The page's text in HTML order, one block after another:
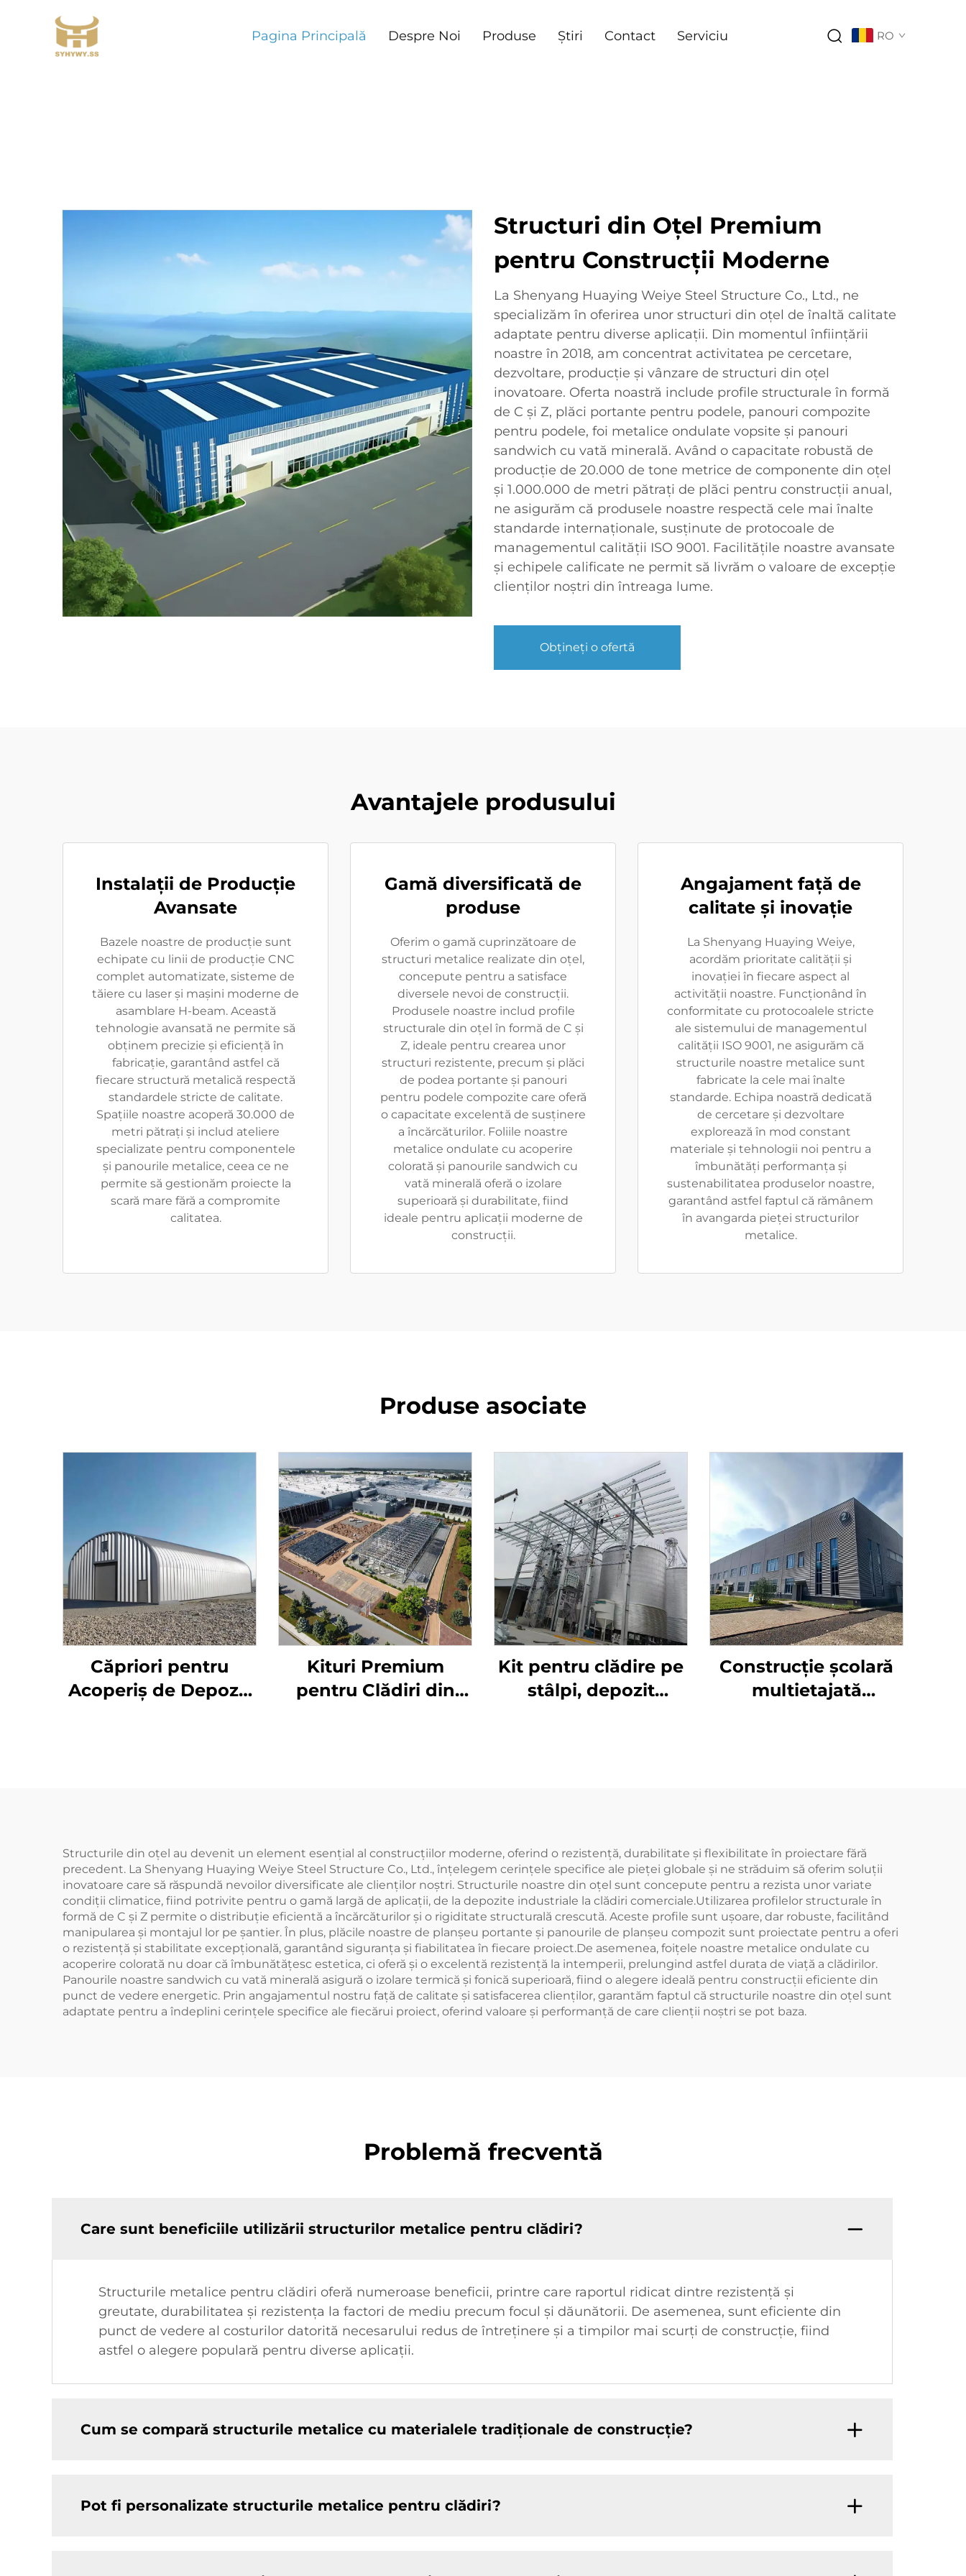
Pagina Principală Despre Noi Produse Știri Contact Serviciu RO
Structuri din Oțel Premium
pentru Construcții Moderne
La Shenyang Huaying Weiye Steel Structure Co., Ltd., ne
specializăm în oferirea unor structuri din oțel de înaltă calitate
adaptate pentru diverse aplicații. Din momentul înființării
noastre în 2018, am concentrat activitatea pe cercetare,
dezvoltare, producție și vânzare de structuri din oțel
inovatoare. Oferta noastră include profile structurale în formă
de C și Z, plăci portante pentru podele, panouri compozite
pentru podele, foi metalice ondulate vopsite și panouri
sandwich cu vată minerală. Având o capacitate robustă de
producție de 20.000 de tone metrice de componente din oțel
și 1.000.000 de metri pătrați de plăci pentru construcții anual,
ne asigurăm că produsele noastre respectă cele mai înalte
standarde internaționale, susținute de protocoale de
managementul calității ISO 9001. Facilitățile noastre avansate
și echipele calificate ne permit să livrăm o valoare de excepție
clienților noștri din întreaga lume.
Obțineți o ofertă
Avantajele produsului
Instalații de Producție
Avansate
Bazele noastre de producție sunt
echipate cu linii de producție CNC
complet automatizate, sisteme de
tăiere cu laser și mașini moderne de
asamblare H-beam. Această
tehnologie avansată ne permite să
obținem precizie și eficiență în
fabricație, garantând astfel că
fiecare structură metalică respectă
standardele stricte de calitate.
Spațiile noastre acoperă 30.000 de
metri pătrați și includ ateliere
specializate pentru componentele
și panourile metalice, ceea ce ne
permite să gestionăm proiecte la
scară mare fără a compromite
calitatea.
Gamă diversificată de
produse
Oferim o gamă cuprinzătoare de
structuri metalice realizate din oțel,
concepute pentru a satisface
diversele nevoi de construcții.
Produsele noastre includ profile
structurale din oțel în formă de C și
Z, ideale pentru crearea unor
structuri rezistente, precum și plăci
de podea portante și panouri
pentru podele compozite care oferă
o capacitate excelentă de susținere
a încărcăturilor. Foliile noastre
metalice ondulate cu acoperire
colorată și panourile sandwich cu
vată minerală oferă o izolare
superioară și durabilitate, fiind
ideale pentru aplicații moderne de
construcții.
Angajament față de
calitate și inovație
La Shenyang Huaying Weiye,
acordăm prioritate calității și
inovației în fiecare aspect al
activității noastre. Funcționând în
conformitate cu protocoalele stricte
ale sistemului de managementul
calității ISO 9001, ne asigurăm că
structurile noastre metalice sunt
fabricate la cele mai înalte
standarde. Echipa noastră dedicată
de cercetare și dezvoltare
explorează în mod constant
materiale și tehnologii noi pentru a
îmbunătăți performanța și
sustenabilitatea produselor noastre,
garantând astfel faptul că rămânem
în avangarda pieței structurilor
metalice.
Produse asociate
Căpriori pentru
Acoperiș de Depozit
Kituri Premium
pentru Clădiri din
Kit pentru clădire pe
stâlpi, depozit
Construcție școlară
multietajată
Structurile din oțel au devenit un element esențial al construcțiilor moderne, oferind o rezistență, durabilitate și flexibilitate în proiectare fără
precedent. La Shenyang Huaying Weiye Steel Structure Co., Ltd., înțelegem cerințele specifice ale pieței globale și ne străduim să oferim soluții
inovatoare care să răspundă nevoilor diversificate ale clienților noștri. Structurile noastre din oțel sunt concepute pentru a rezista unor variate
condiții climatice, fiind potrivite pentru o gamă largă de aplicații, de la depozite industriale la clădiri comerciale.Utilizarea profilelor structurale în
formă de C și Z permite o distribuție eficientă a încărcăturilor și o rigiditate structurală crescută. Aceste profile sunt ușoare, dar robuste, facilitând
manipularea și montajul lor pe șantier. În plus, plăcile noastre de planșeu portante și panourile de planșeu compozit sunt proiectate pentru a oferi
o rezistență și stabilitate excepțională, garantând siguranța și fiabilitatea în fiecare proiect.De asemenea, foițele noastre metalice ondulate cu
acoperire colorată nu doar că îmbunătățesc estetica, ci oferă și o excelentă rezistență la intemperii, prelungind astfel durata de viață a clădirilor.
Panourile noastre sandwich cu vată minerală asigură o izolare termică și fonică superioară, fiind o alegere ideală pentru construcții eficiente din
punct de vedere energetic. Prin angajamentul nostru față de calitate și satisfacerea clienților, garantăm faptul că structurile noastre din oțel sunt
adaptate pentru a îndeplini cerințele specifice ale fiecărui proiect, oferind valoare și performanță de care clienții noștri se pot baza.
Problemă frecventă
Care sunt beneficiile utilizării structurilor metalice pentru clădiri?
Structurile metalice pentru clădiri oferă numeroase beneficii, printre care raportul ridicat dintre rezistență și
greutate, durabilitatea și rezistența la factori de mediu precum focul și dăunătorii. De asemenea, sunt eficiente din
punct de vedere al costurilor datorită necesarului redus de întreținere și a timpilor mai scurți de construcție, fiind
astfel o alegere populară pentru diverse aplicații.
Cum se compară structurile metalice cu materialele tradiționale de construcție?
Pot fi personalizate structurile metalice pentru clădiri?